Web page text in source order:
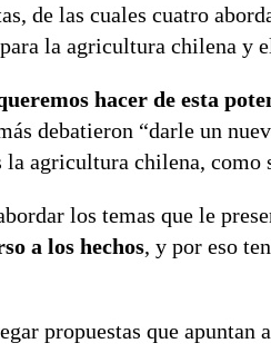
de las cuales cuatro
la agricultura chilena y
hacer de esta
debatieron “darle un
agricultura chilena, como
los temas que le
a los hechos, y por eso
propuestas que apuntan